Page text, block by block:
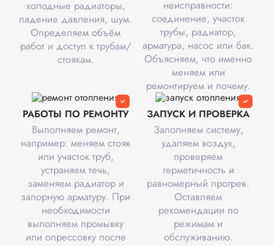
холодные радиаторы,
падение давления, шум.
Определяем объём
работ и доступ к трубам/
стоякам.
неисправности:
соединение, участок
трубы, радиатор,
арматура, насос или бак.
Объясняем, что именно
меняем или
ремонтируем и почему.
РАБОТЫ ПО РЕМОНТУ
Выполняем ремонт,
например: меняем стояк
или участок труб,
устраняем течь,
заменяем радиатор и
запорную арматуру. При
необходимости
выполняем промывку
или опрессовку после
ЗАПУСК И ПРОВЕРКА
Заполняем систему,
удаляем воздух,
проверяем
герметичность и
равномерный прогрев.
Оставляем
рекомендации по
режимам и
обслуживанию.